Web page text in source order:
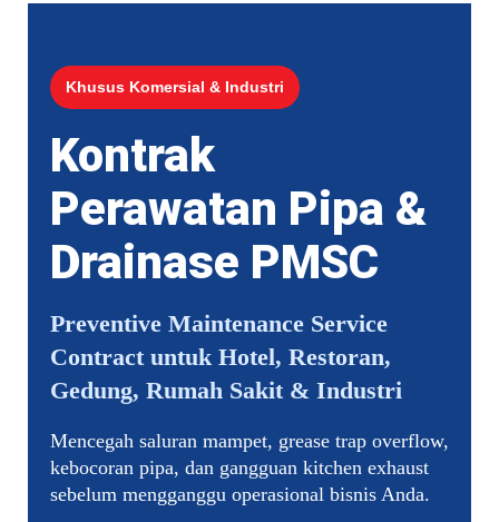
Khusus Komersial & Industri
Kontrak
Perawatan Pipa &
Drainase PMSC
Preventive Maintenance Service
Contract untuk Hotel, Restoran,
Gedung, Rumah Sakit & Industri
Mencegah saluran mampet, grease trap overflow,
kebocoran pipa, dan gangguan kitchen exhaust
sebelum mengganggu operasional bisnis Anda.